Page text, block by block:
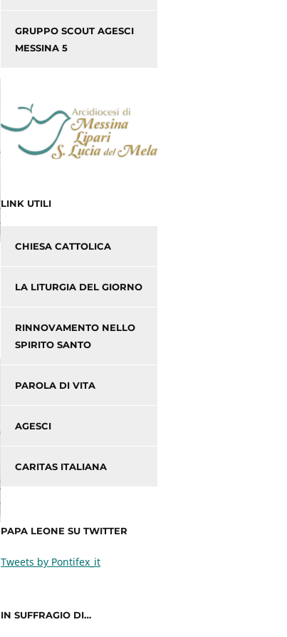
GRUPPO SCOUT AGESCI
MESSINA 5
LINK UTILI
CHIESA CATTOLICA
LA LITURGIA DEL GIORNO
RINNOVAMENTO NELLO
SPIRITO SANTO
PAROLA DI VITA
AGESCI
CARITAS ITALIANA
PAPA LEONE SU TWITTER
Tweets by Pontifex_it
IN SUFFRAGIO DI…